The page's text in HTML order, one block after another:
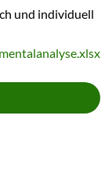
und individuell